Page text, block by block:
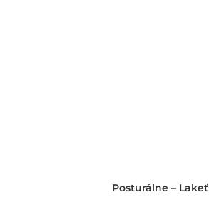
Posturálne – Lakeť